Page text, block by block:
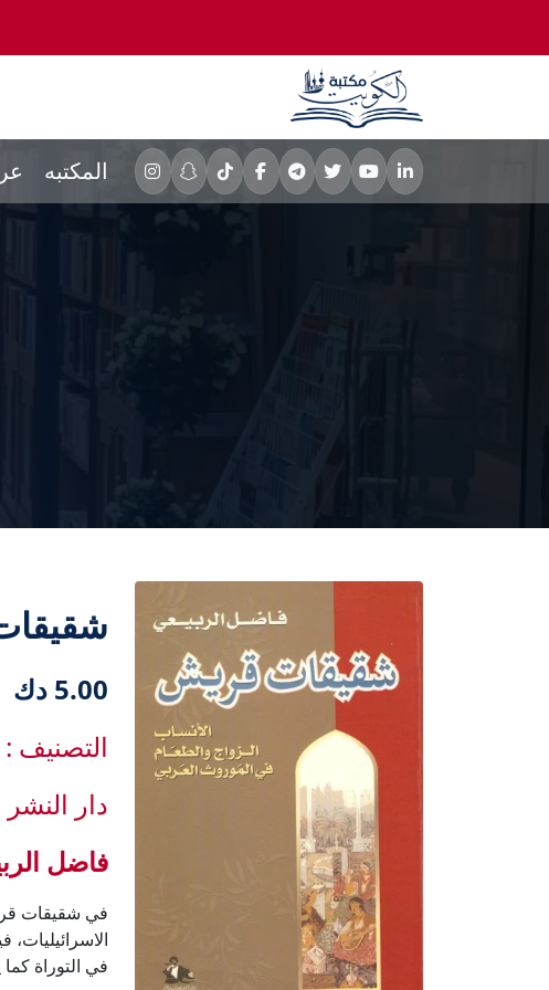
المكتبه
5.00 دك
التصنيف
دار
فاضل
في شقيقات
الاسرائيليات،
في التوراة